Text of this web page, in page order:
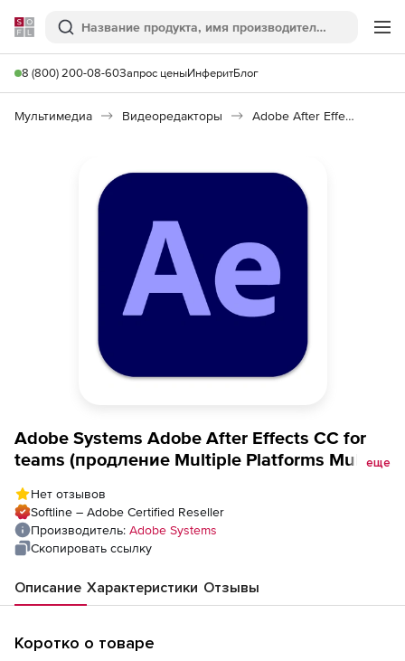
Softline
Поиск
8 (800) 200-08-60Запрос ценыИнферитБлог
Мультимедиа Видеоредакторы Adobe After Effects
Adobe Systems Adobe After Effects CC for
teams (продление Multiple Platforms Multi
Multiple Platforms Multi European Languages
Level 1
еще
Нет отзывов
Softline – Adobe Certified Reseller
Производитель: Adobe Systems
Скопировать ссылку
Описание Характеристики Отзывы
Коротко о товаре